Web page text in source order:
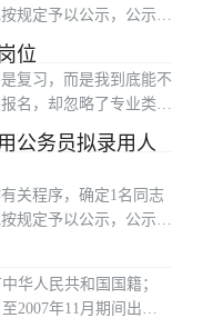
规定予以公示，公示期
有异议，请向北京市
2日至6月9日 监督电
位
复习，而是我到底能不
名，却忽略了专业类
徽省考岗位筛选要先解
专业名称还是专业类
公务员拟录用人
关程序，确定1名同志
规定予以公示，公示期
有异议，请向北京市
2日至6月9日 监督电
华人民共和国国籍；
2007年11月期间出生